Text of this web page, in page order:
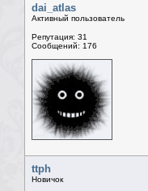
dai_atlas
Активный пользователь
Репутация: 31
Сообщений: 176
ttph
Новичок